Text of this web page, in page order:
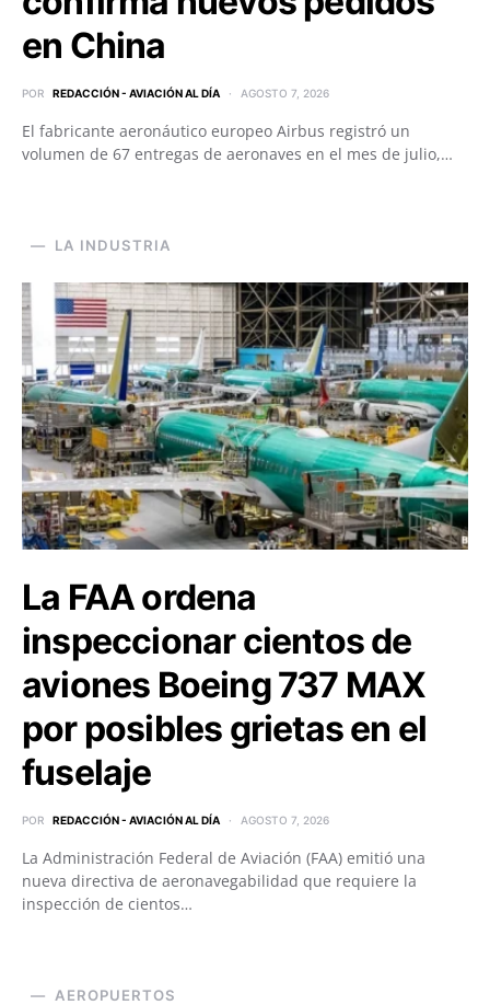
en China
POR REDACCIÓN - AVIACIÓN AL DÍA AGOSTO 7, 2026
El fabricante aeronáutico europeo Airbus registró un
volumen de 67 entregas de aeronaves en el mes de julio,…
LA INDUSTRIA
La FAA ordena
inspeccionar cientos de
aviones Boeing 737 MAX
por posibles grietas en el
fuselaje
POR REDACCIÓN - AVIACIÓN AL DÍA AGOSTO 7, 2026
La Administración Federal de Aviación (FAA) emitió una
nueva directiva de aeronavegabilidad que requiere la
inspección de cientos…
AEROPUERTOS